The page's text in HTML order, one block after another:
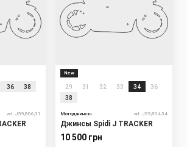
36 38
art. J59,806,31
New
29 31 32 33 34
36
38
Мотоджинсы art. J59,804,34
Джинсы Spidi J TRACKER
10 500 грн